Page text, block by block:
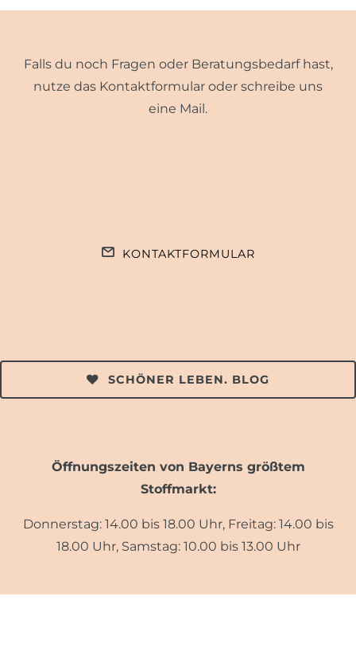
Falls du noch Fragen oder Beratungsbedarf hast,
nutze das Kontaktformular oder schreibe uns
eine Mail.
KONTAKTFORMULAR
SCHÖNER LEBEN. BLOG
Öffnungszeiten von Bayerns größtem
Stoffmarkt:
Donnerstag: 14.00 bis 18.00 Uhr, Freitag: 14.00 bis
18.00 Uhr, Samstag: 10.00 bis 13.00 Uhr